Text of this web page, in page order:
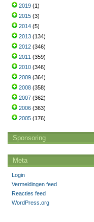
2019 (1)
2015 (3)
2014 (5)
2013 (134)
2012 (346)
2011 (359)
2010 (346)
2009 (364)
2008 (358)
2007 (362)
2006 (363)
2005 (176)
Sponsoring
Meta
Login
Vermeldingen feed
Reacties feed
WordPress.org